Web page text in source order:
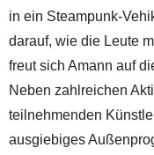
in ein Steampunk-
darauf, wie die Leute
freut sich Amann auf
Neben zahlreichen
teilnehmenden
ausgiebiges